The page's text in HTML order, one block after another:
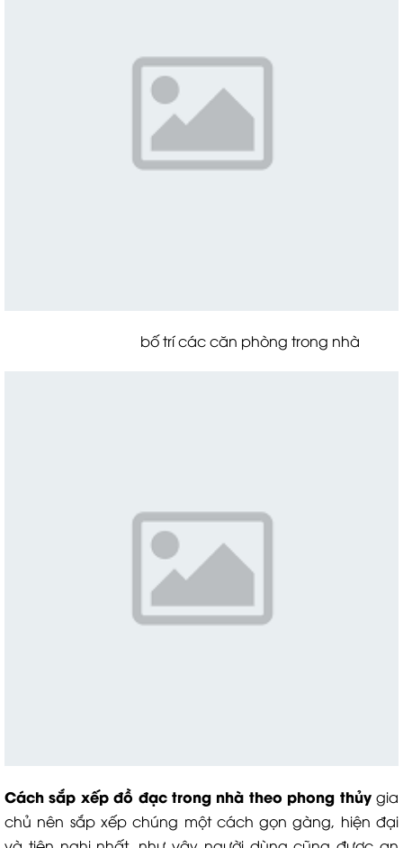
bố trí các căn phòng trong nhà
Cách sắp xếp đồ đạc trong nhà theo phong thủy gia
chủ nên sắp xếp chúng một cách gọn gàng, hiện đại